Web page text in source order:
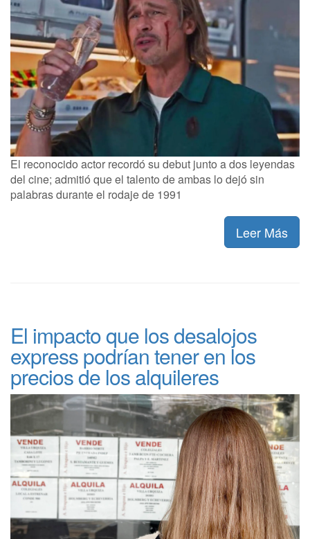
El reconocido actor recordó su debut junto a dos leyendas
del cine; admitió que el talento de ambas lo dejó sin
palabras durante el rodaje de 1991
Leer Más
El impacto que los desalojos
express podrían tener en los
precios de los alquileres